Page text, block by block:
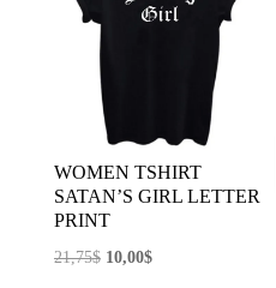
WOMEN TSHIRT
SATAN’S GIRL LETTER
PRINT
21,75$ El
10,00$El